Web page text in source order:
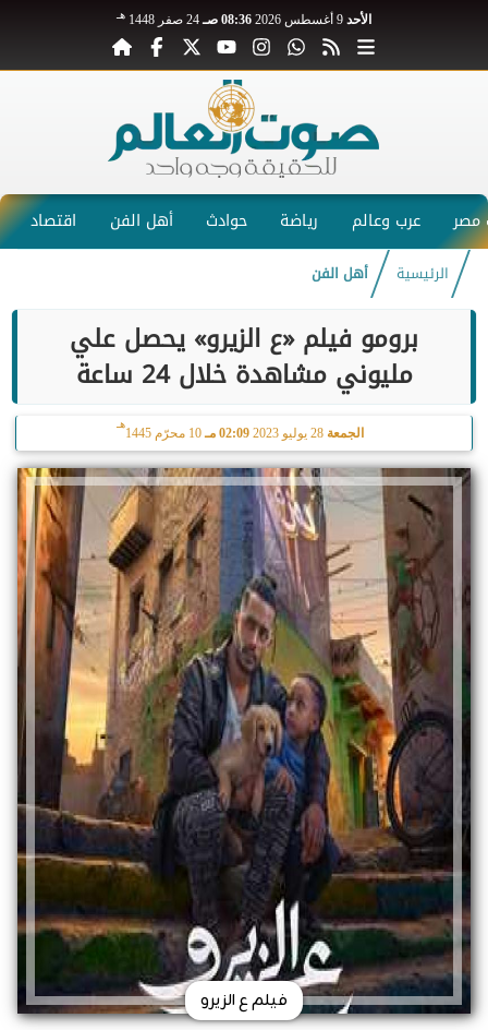
الأحد 08:36 صـ 24 صفر 1448 هـ
عرب وعالم رياضة حوادث أهل الفن اقتصاد
الرئيسية أهل الفن
برومو فيلم «ع الزيرو» يحصل علي
مليوني مشاهدة خلال 24 ساعة
الجمعة 28 يوليو 2023 02:09 مـ 10 محرّم 1445
هـ
فيلم ع الزيرو